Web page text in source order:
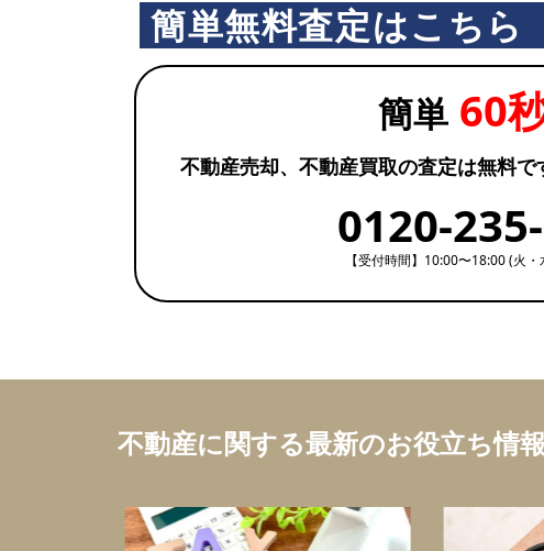
簡単無料査定はこちら
簡単60
不動産売却、不動産買取の査定は無料で
0120-
【受付時間】10:00〜18:00 (火
不動産に関する最新のお役立ち情報